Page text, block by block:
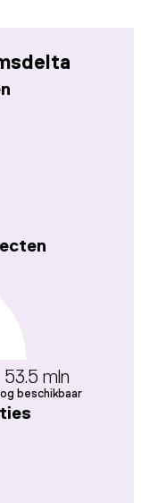
53.5 mln
beschikbaar